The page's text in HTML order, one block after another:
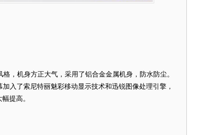
机身方正大气，采用了铝合金金属机身，防水防尘。
入了索尼特丽魅彩移动显示技术和迅锐图像处理引擎，
提高。